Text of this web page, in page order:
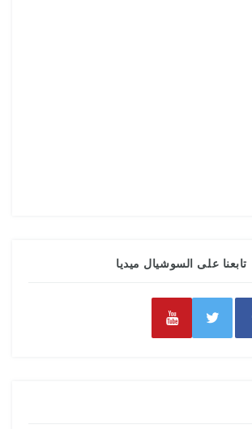
تابعنا على السوشيال ميديا